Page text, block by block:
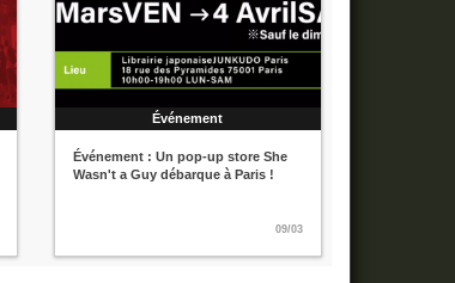
Événement
Événement : Un pop-up store She
Wasn't a Guy débarque à Paris !
09/03